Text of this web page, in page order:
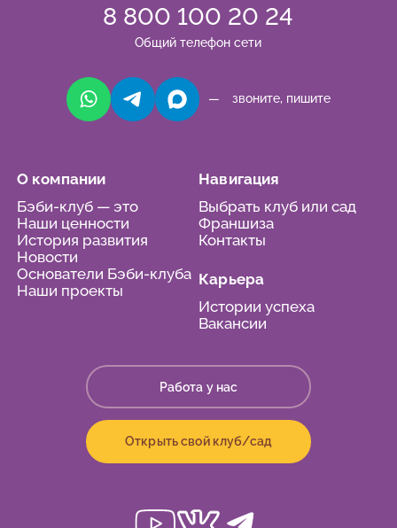
8 800 100 20 24
Общий телефон сети
— звоните, пишите
О компании
Бэби-клуб — это
Наши ценности
История развития
Новости
Основатели Бэби-клуба
Наши проекты
Навигация
Выбрать клуб или сад
Франшиза
Контакты
Карьера
Истории успеха
Вакансии
Работа у нас
Открыть свой клуб/сад